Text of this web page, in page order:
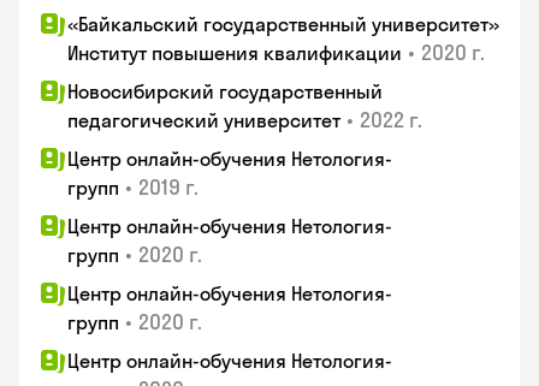
«Байкальский государственный университет»
Институт повышения квалификации • 2020 г.
Новосибирский государственный
педагогический университет • 2022 г.
Центр онлайн-обучения Нетология-
групп • 2019 г.
Центр онлайн-обучения Нетология-
групп • 2020 г.
Центр онлайн-обучения Нетология-
групп • 2020 г.
Центр онлайн-обучения Нетология-